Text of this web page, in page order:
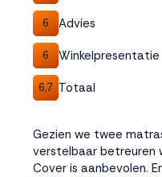
6 Advies
6 Winkelpresentatie
6,7 Totaal
Gezien we twee
verstelbaar betreuren
Cover is aanbevolen.